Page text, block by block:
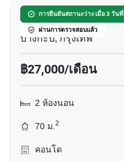
การยืนยันสถานะว่าง เมื่อ 3 วัน
ผ่านการตรวจสอบแล้ว
ศุภาลัย ปาร์ค เอก
บางกะปิ, กรุงเทพ
฿27,000/เดือน
2 ห้องนอน
70 ม.2
คอนโด